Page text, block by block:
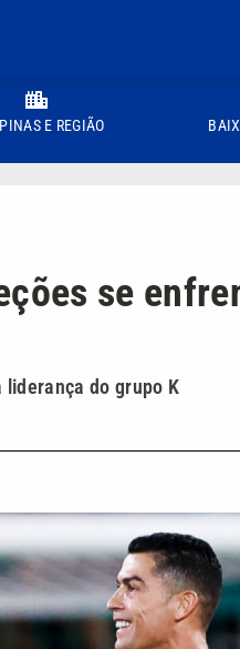
E REGIÃO
se
liderança do grupo K